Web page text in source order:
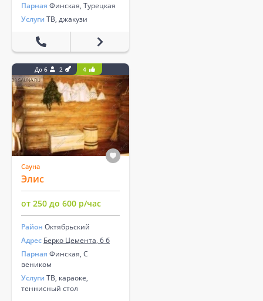
Парная Финская, Турецкая
Услуги ТВ, джакузи
До 6 2 4
Сауна
Элис
от 250 до 600 р/час
Район Октябрьский
Адрес Берко Цемента, 6 б
Парная Финская, С
веником
Услуги ТВ, караоке,
теннисный стол